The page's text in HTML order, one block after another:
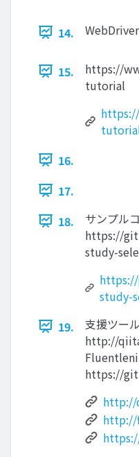
14. WebDriver
15.
https://
tutorial
16.
17.
18.
サンプル
https://
study-
study-
19.
支援ツー
http://
https://
http://
http://